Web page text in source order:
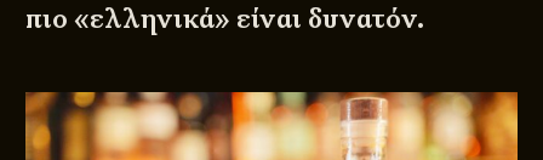
πιο «ελληνικά» είναι δυνατόν.